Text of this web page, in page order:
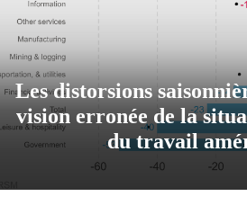
Les distorsions
vision erronée de la
du travail